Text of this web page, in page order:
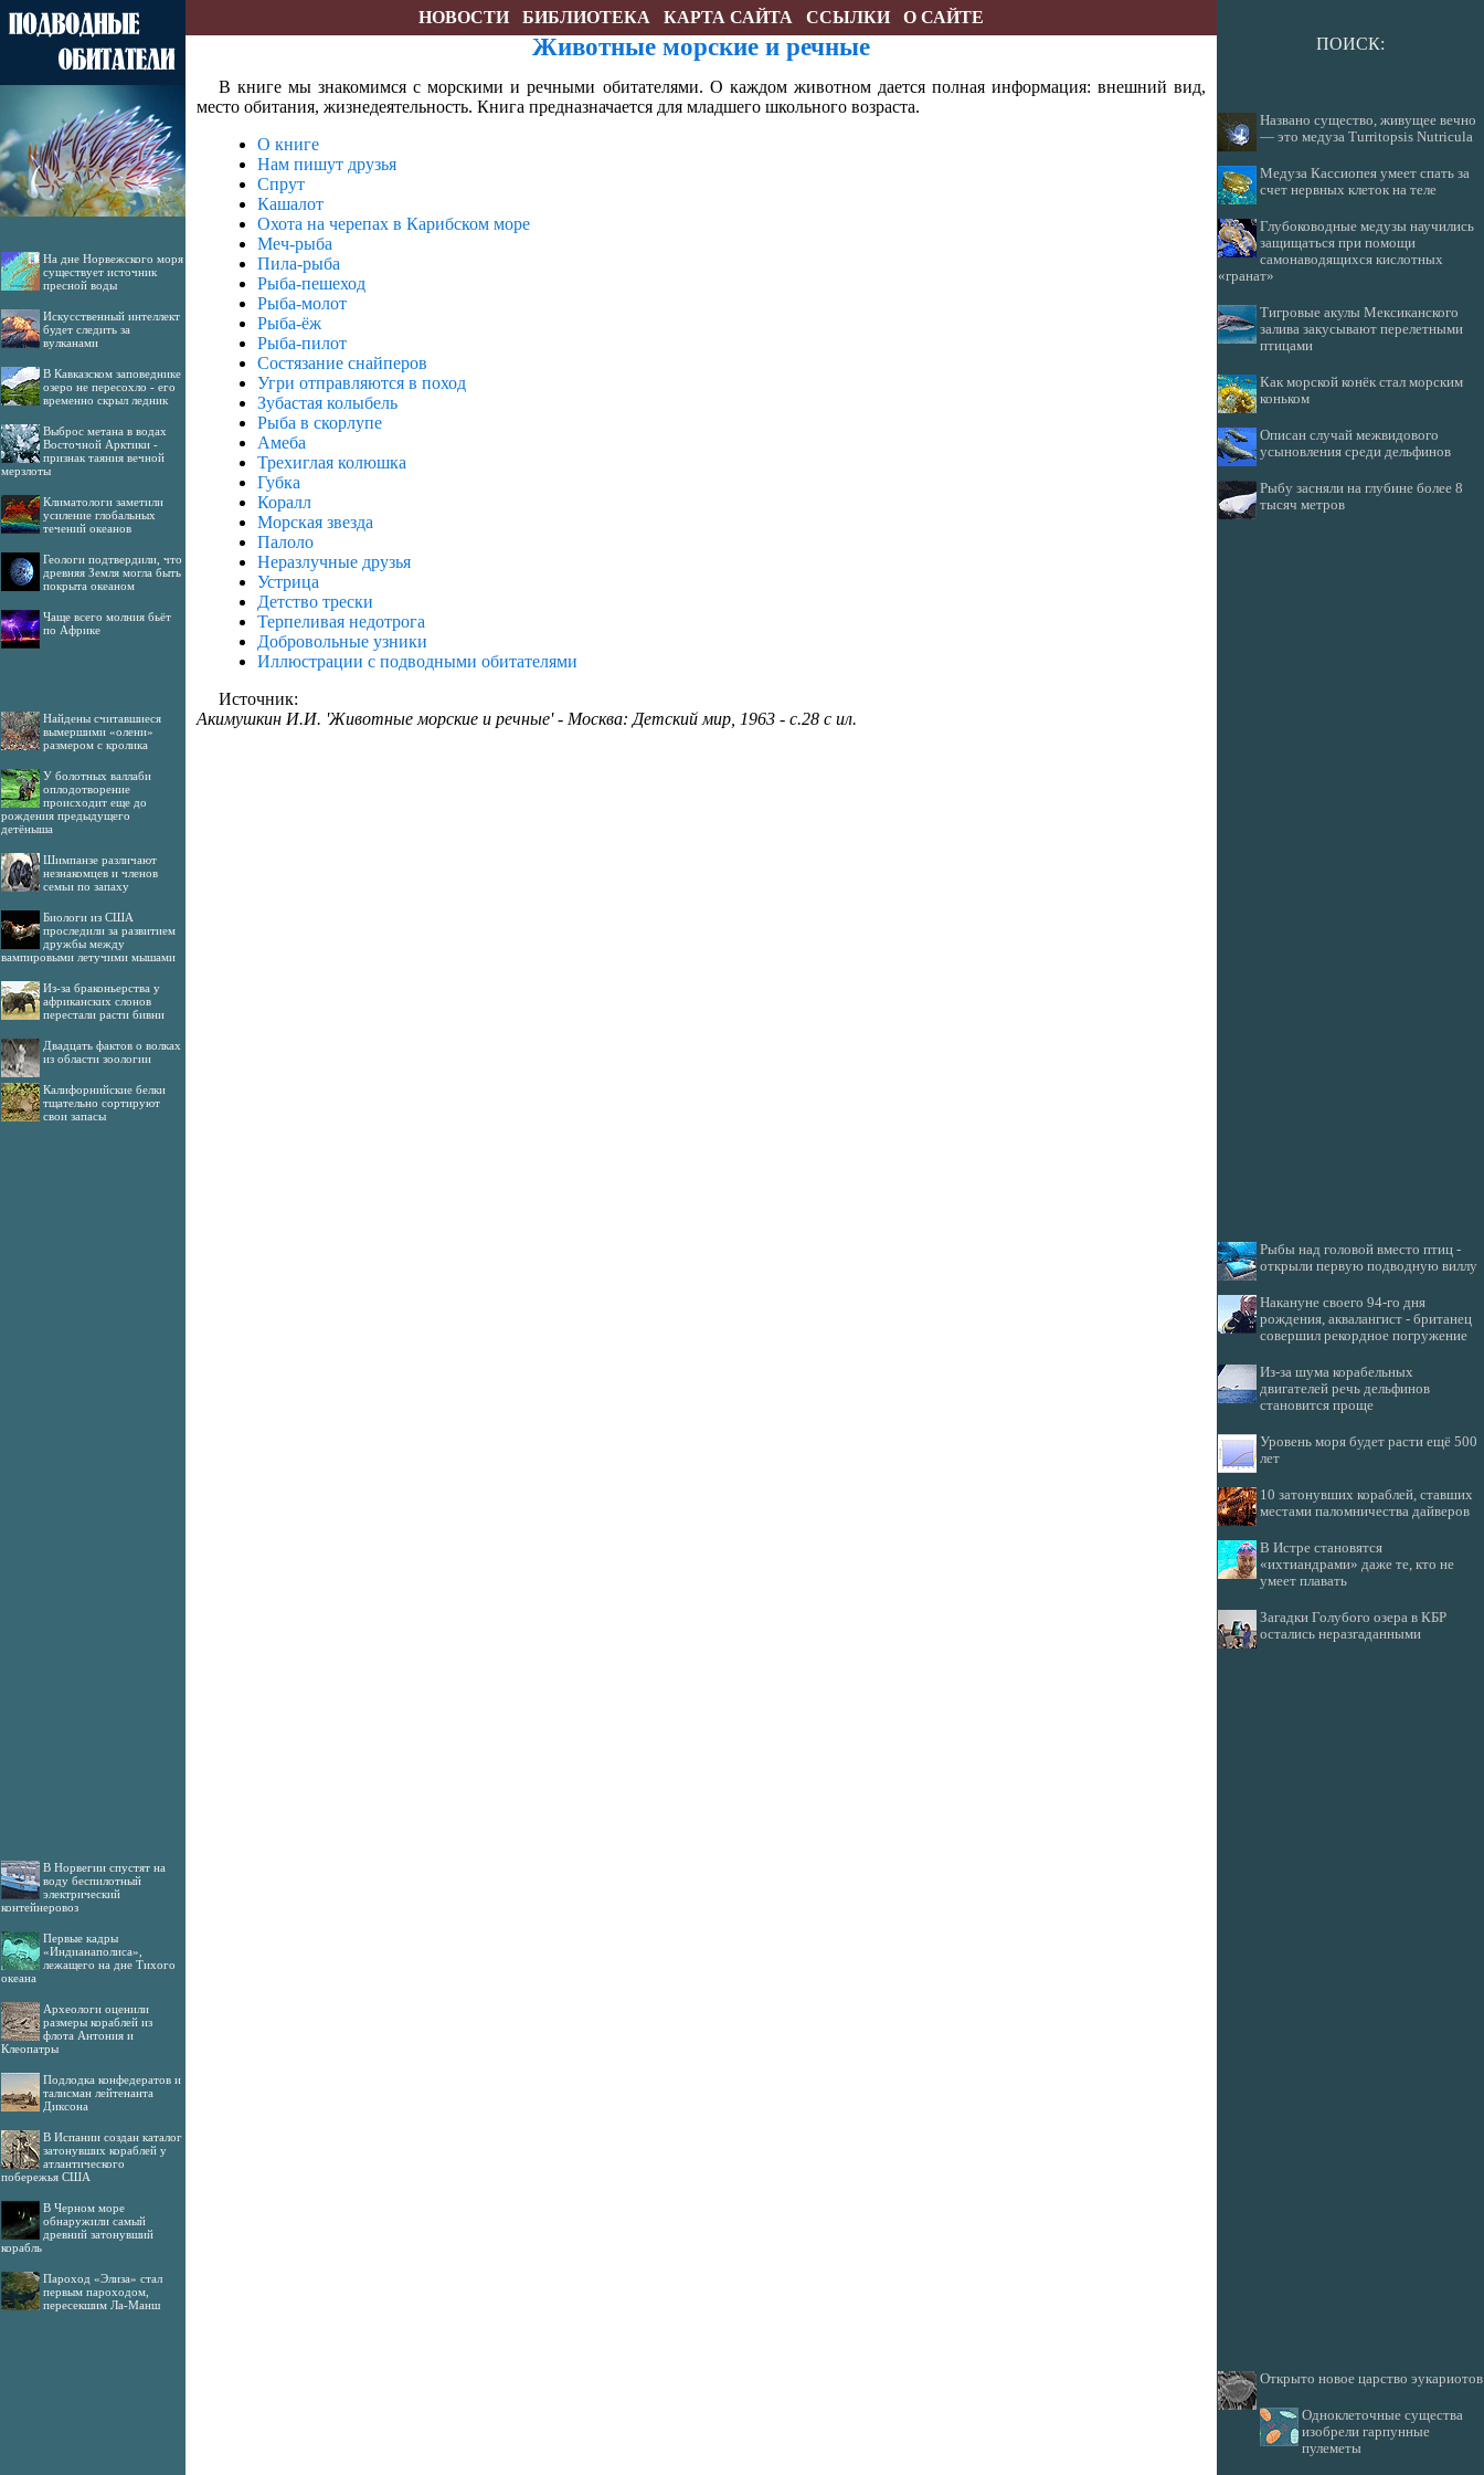
НОВОСТИ БИБЛИОТЕКА КАРТА САЙТА ССЫЛКИ О САЙТЕ
На дне Норвежского моря
существует источник
пресной воды
Искусственный интеллект
будет следить за
вулканами
В Кавказском заповеднике
озеро не пересохло - его
временно скрыл ледник
Выброс метана в водах
Восточной Арктики -
признак таяния вечной
мерзлоты
Климатологи заметили
усиление глобальных
течений океанов
Геологи подтвердили, что
древняя Земля могла быть
покрыта океаном
Чаще всего молния бьёт
по Африке
Найдены считавшиеся
вымершими «олени»
размером с кролика
У болотных валлаби
оплодотворение
происходит еще до
рождения предыдущего
детёныша
Шимпанзе различают
незнакомцев и членов
семьи по запаху
Биологи из США
проследили за развитием
дружбы между
вампировыми летучими мышами
Из-за браконьерства у
африканских слонов
перестали расти бивни
Двадцать фактов о волках
из области зоологии
Калифорнийские белки
тщательно сортируют
свои запасы
В Норвегии спустят на
воду беспилотный
электрический
контейнеровоз
Первые кадры
«Индианаполиса»,
лежащего на дне Тихого
океана
Археологи оценили
размеры кораблей из
флота Антония и
Клеопатры
Подлодка конфедератов и
талисман лейтенанта
Диксона
В Испании создан каталог
затонувших кораблей у
атлантического
побережья США
В Черном море
обнаружили самый
древний затонувший
корабль
Пароход «Элиза» стал
первым пароходом,
пересекшим Ла-Манш
Животные морские и речные
В книге мы знакомимся с морскими и речными обитателями. О каждом животном дается полная информация: внешний вид,
место обитания, жизнедеятельность. Книга предназначается для младшего школьного возраста.
О книге
Нам пишут друзья
Спрут
Кашалот
Охота на черепах в Карибском море
Меч-рыба
Пила-рыба
Рыба-пешеход
Рыба-молот
Рыба-ёж
Рыба-пилот
Состязание снайперов
Угри отправляются в поход
Зубастая колыбель
Рыба в скорлупе
Амеба
Трехиглая колюшка
Губка
Коралл
Морская звезда
Палоло
Неразлучные друзья
Устрица
Детство трески
Терпеливая недотрога
Добровольные узники
Иллюстрации с подводными обитателями
Источник:
Акимушкин И.И. 'Животные морские и речные' - Москва: Детский мир, 1963 - с.28 с ил.
ПОИСК:
Названо существо, живущее вечно
— это медуза Turritopsis Nutricula
Медуза Кассиопея умеет спать за
счет нервных клеток на теле
Глубоководные медузы научились
защищаться при помощи
самонаводящихся кислотных
«гранат»
Тигровые акулы Мексиканского
залива закусывают перелетными
птицами
Как морской конёк стал морским
коньком
Описан случай межвидового
усыновления среди дельфинов
Рыбу засняли на глубине более 8
тысяч метров
Рыбы над головой вместо птиц -
открыли первую подводную виллу
Накануне своего 94-го дня
рождения, аквалангист - британец
совершил рекордное погружение
Из-за шума корабельных
двигателей речь дельфинов
становится проще
Уровень моря будет расти ещё 500
лет
10 затонувших кораблей, ставших
местами паломничества дайверов
В Истре становятся
«ихтиандрами» даже те, кто не
умеет плавать
Загадки Голубого озера в КБР
остались неразгаданными
Открыто новое царство эукариотов
Одноклеточные существа
изобрели гарпунные
пулеметы